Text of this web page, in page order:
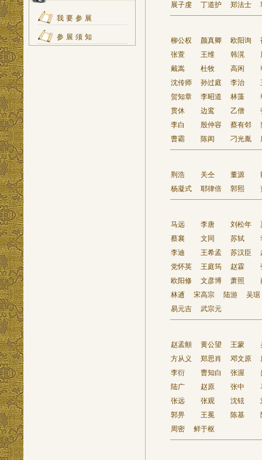
我要参展
参展须知
展子虔 丁道护 郑法士
柳公权 颜真卿 欧阳询
张萱
王维 韩滉
戴嵩
杜牧 高闲
沈传师
孙过庭 李治
贺知章
李昭道 林藻
贯休
边鸾 乙僧
李白
殷仲容 蔡有邻
曹霸
陈闳 刁光胤
荆浩 关仝 董源
杨凝式
耶律倍 郭熙
马远 李唐 刘松年
蔡襄
文同 苏轼
李迪
王希孟 苏汉臣
党怀英
王庭筠 赵霖
欧阳修
文彦博 萧照
林逋
宋高宗 陆游
吴琚
易元吉
武宗元
赵孟頫 黄公望 王蒙
方从义
郑思肖 邓文原
李衍
曹知白 张渥
陆广
赵原 张中
张远
张观 沈铉
郭畀
王冕 陈基
周密
鲜于枢